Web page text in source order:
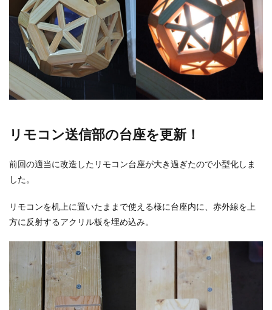
リモコン送信部の台座を更新！
前回の適当に改造したリモコン台座が大き過ぎたので小型化しま
した。
リモコンを机上に置いたままで使える様に台座内に、赤外線を上
方に反射するアクリル板を埋め込み。